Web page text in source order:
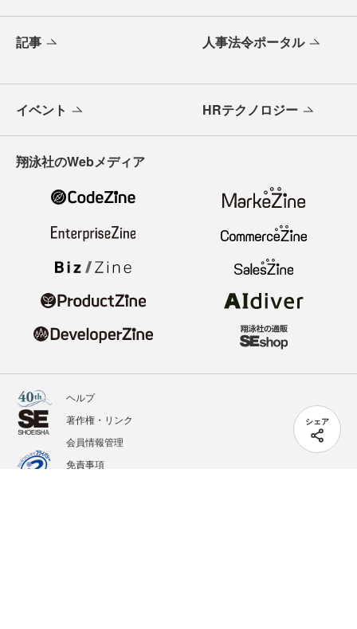
シェア
記事 人事法令ポータル
イベント HRテクノロジー
翔泳社のWebメディア
ヘルプ
著作権・リンク
会員情報管理
免責事項